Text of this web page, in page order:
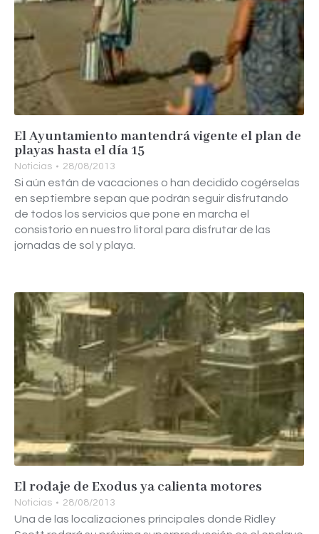
El Ayuntamiento mantendrá vigente el plan de
playas hasta el día 15
Noticias 28/08/2013
Si aún están de vacaciones o han decidido cogérselas
en septiembre sepan que podrán seguir disfrutando
de todos los servicios que pone en marcha el
consistorio en nuestro litoral para disfrutar de las
jornadas de sol y playa.
El rodaje de Exodus ya calienta motores
Noticias 28/08/2013
Una de las localizaciones principales donde Ridley